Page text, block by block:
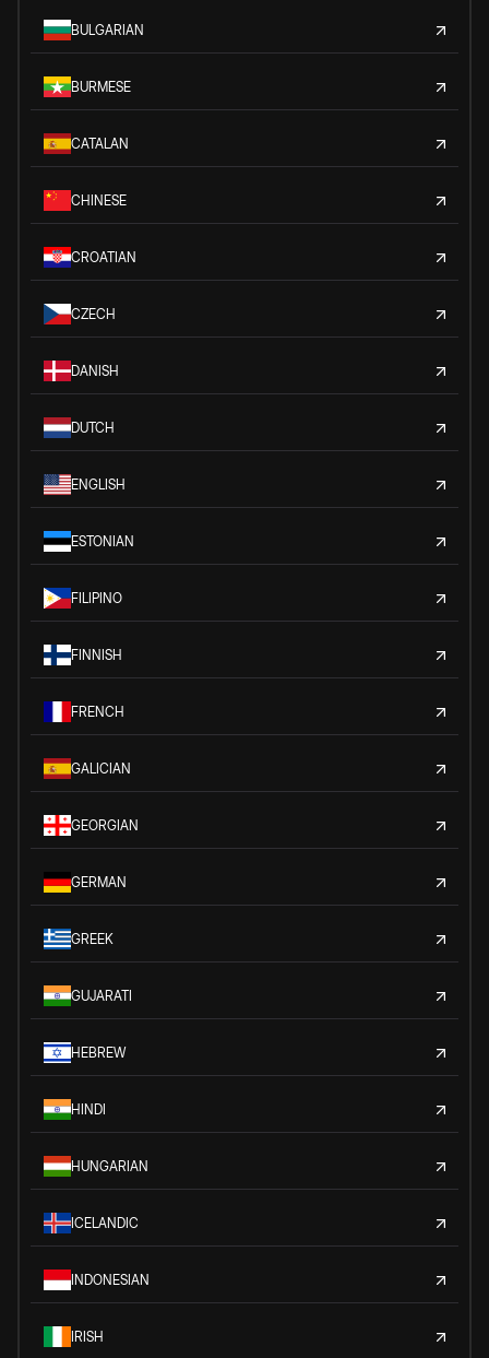
BULGARIAN
BURMESE
CATALAN
CHINESE
CROATIAN
CZECH
DANISH
DUTCH
ENGLISH
ESTONIAN
FILIPINO
FINNISH
FRENCH
GALICIAN
GEORGIAN
GERMAN
GREEK
GUJARATI
HEBREW
HINDI
HUNGARIAN
ICELANDIC
INDONESIAN
IRISH